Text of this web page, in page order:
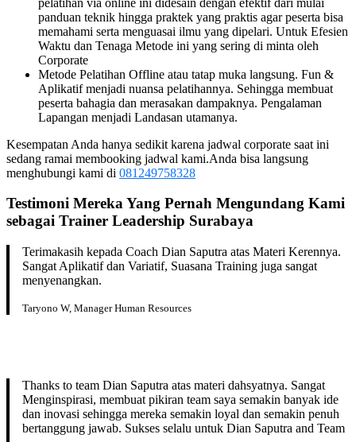
panduan teknik hingga praktek yang praktis agar peserta bisa
memahami serta menguasai ilmu yang dipelari. Untuk Efesien
Waktu dan Tenaga Metode ini yang sering di minta oleh
Corporate
Metode Pelatihan Offline atau tatap muka langsung. Fun &
Aplikatif menjadi nuansa pelatihannya. Sehingga membuat
peserta bahagia dan merasakan dampaknya. Pengalaman
Lapangan menjadi Landasan utamanya.
Kesempatan Anda hanya sedikit karena jadwal corporate saat ini
sedang ramai membooking jadwal kami.Anda bisa langsung
menghubungi kami di 081249758328
Testimoni Mereka Yang Pernah Mengundang Kami
sebagai Trainer Leadership Surabaya
Terimakasih kepada Coach Dian Saputra atas Materi Kerennya.
Sangat Aplikatif dan Variatif, Suasana Training juga sangat
menyenangkan.
Taryono W, Manager Human Resources
Thanks to team Dian Saputra atas materi dahsyatnya. Sangat
Menginspirasi, membuat pikiran team saya semakin banyak ide
dan inovasi sehingga mereka semakin loyal dan semakin penuh
bertanggung jawab. Sukses selalu untuk Dian Saputra and Team